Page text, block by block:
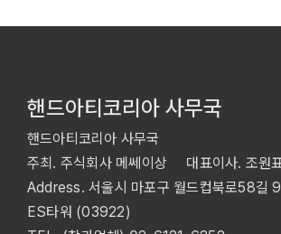
핸드아티코리아 사무국
핸드아티코리아 사무국
주최. 주식회사 메쎄이상 대표이사. 조원
Address. 서울시 마포구 월드컵북로58길
ES타워 (03922)